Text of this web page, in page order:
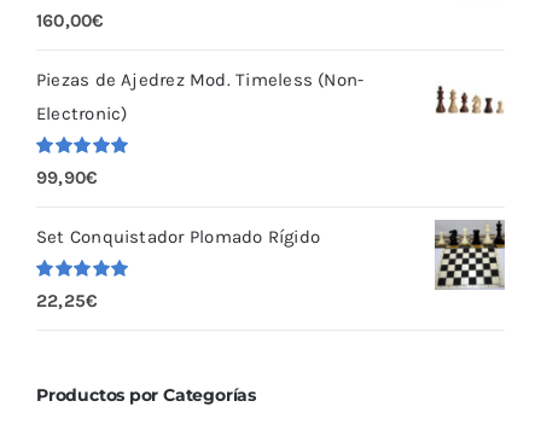
Valorado
con 5.00
160,00€
Piezas de Ajedrez Mod. Timeless (Non-
Electronic)
Valorado
con 5.00
99,90€
Set Conquistador Plomado Rígido
Valorado
con
5.00
22,25€
Productos por Categorías